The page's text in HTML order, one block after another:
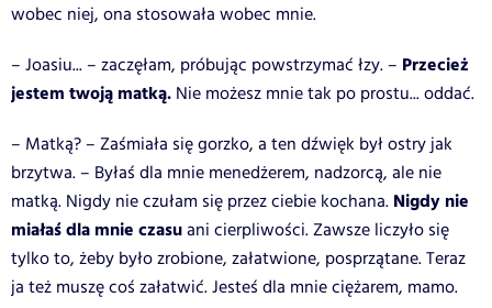
wobec niej, ona stosowała wobec mnie.
– Joasiu... – zaczęłam, próbując powstrzymać łzy. – Przecież
jestem twoją matką. Nie możesz mnie tak po prostu... oddać.
– Matką? – Zaśmiała się gorzko, a ten dźwięk był ostry jak
brzytwa. – Byłaś dla mnie menedżerem, nadzorcą, ale nie
matką. Nigdy nie czułam się przez ciebie kochana. Nigdy nie
miałaś dla mnie czasuani cierpliwości. Zawsze liczyło się
tylko to, żeby było zrobione, załatwione, posprzątane. Teraz
ja też muszę coś załatwić. Jesteś dla mnie ciężarem, mamo.